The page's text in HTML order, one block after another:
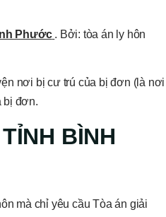
Phước . Bởi: tòa án ly hôn
nơi bị cư trú của bị đơn (là nơi
bị đơn.
BÌNH
mà chỉ yêu cầu Tòa án giải